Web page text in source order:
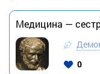
Медицина —
0